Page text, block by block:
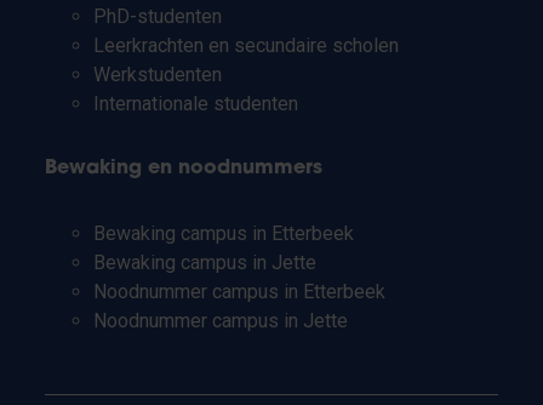
PhD-studenten
Leerkrachten en secundaire scholen
Werkstudenten
Internationale studenten
Bewaking en noodnummers
Bewaking campus in Etterbeek
Bewaking campus in Jette
Noodnummer campus in Etterbeek
Noodnummer campus in Jette